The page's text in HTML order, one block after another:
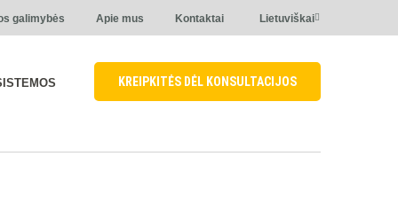
galimybės Apie mus Kontaktai Lietuviškai
KREIPKITĖS DĖL KONSULTACIJOS